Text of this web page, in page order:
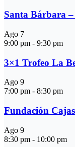
Santa Bárbara
Ago 7
9:00 pm - 9:30 pm
3×1 Trofeo La
Ago 9
7:00 pm - 8:30 pm
Fundación
Ago 9
8:30 pm - 10:00 pm